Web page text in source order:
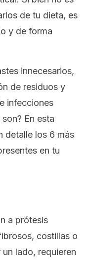
de tu dieta, es
y de forma
innecesarios,
de residuos y
infecciones
En esta
detalle los 6 más
en tu
a prótesis
costillas o
lado, requieren